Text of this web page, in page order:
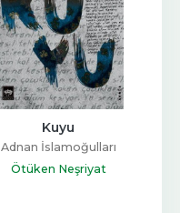
Kuyu
Adnan İslamoğulları
Ötüken Neşriyat